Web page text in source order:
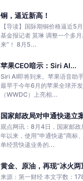
铜，逼近新高！
【导读】国际期铜价格逼近5
基金报记者 莫琳 调整一个多
来”！ 8月5...
苹果CEO暗示：Siri AI...
Siri AI即将到来。苹果语音助
最早于今年6月的苹果全球开
（WWDC）上亮相...
国家邮政局对申通快递立
观点网讯：8月4日，国家邮政
年以来，使用“申通快递”商标
单经营快递业务的...
黄金、原油，再现“冰火两
来源：第一财经 本文字数：